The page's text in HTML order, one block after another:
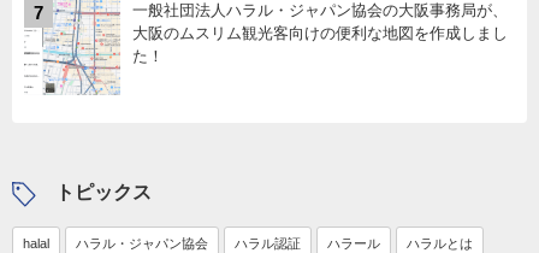
7
一般社団法人ハラル・ジャパン協会の大阪事務局が、
大阪のムスリム観光客向けの便利な地図を作成しまし
た！
トピックス
halal ハラル・ジャパン協会 ハラル認証 ハラール ハラルとは